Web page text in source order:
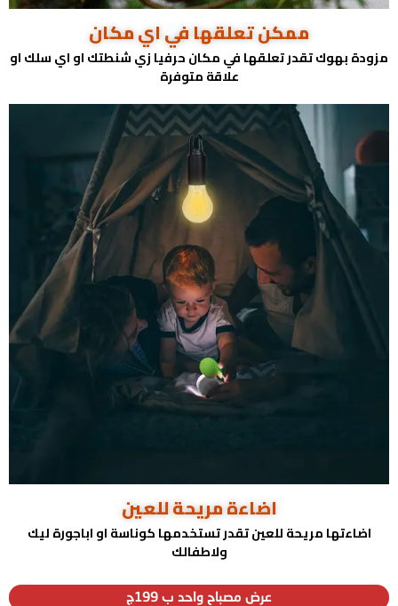
ممكن تعلقها في اي مكان
مزودة بهوك تقدر تعلقها في مكان حرفيا زي شنطتك او اي سلك او
علاقة متوفرة
اضاءة مريحة للعين
اضاءتها مريحة للعين تقدر تستخدمها كوناسة او اباجورة ليك
ولاطفالك
عرض مصباح واحد ب 199ج